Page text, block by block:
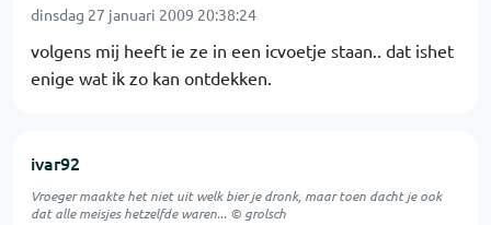
dinsdag 27 januari 2009 20:38:24
volgens mij heeft ie ze in een icvoetje staan.. dat ishet
enige wat ik zo kan ontdekken.
ivar92
Vroeger maakte het niet uit welk bier je dronk, maar toen dacht je ook
dat alle meisjes hetzelfde waren... © grolsch